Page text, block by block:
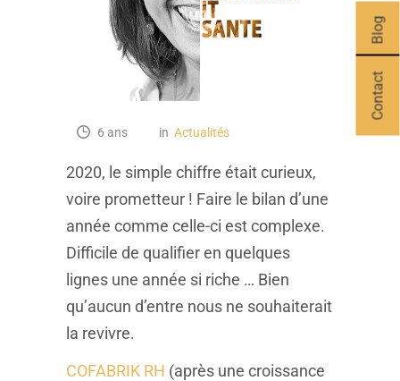
6 ans in Actualités
2020, le simple chiffre était curieux,
voire prometteur ! Faire le bilan d’une
année comme celle-ci est complexe.
Difficile de qualifier en quelques
lignes une année si riche … Bien
qu’aucun d’entre nous ne souhaiterait
la revivre.
COFABRIK RH (après une croissance
Contact
Blog